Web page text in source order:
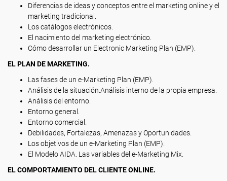
Diferencias de ideas y conceptos entre el marketing online y el
marketing tradicional.
Los catálogos electrónicos.
El nacimiento del marketing electrónico.
Cómo desarrollar un Electronic Marketing Plan (EMP).
EL PLAN DE MARKETING.
Las fases de un e-Marketing Plan (EMP).
Análisis de la situación.Análisis interno de la propia empresa.
Análisis del entorno.
Entorno general.
Entorno comercial.
Debilidades, Fortalezas, Amenazas y Oportunidades.
Los objetivos de un e-Marketing Plan (EMP).
El Modelo AIDA. Las variables del e-Marketing Mix.
EL COMPORTAMIENTO DEL CLIENTE ONLINE.